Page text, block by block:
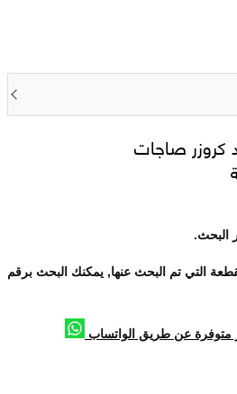
2019 لاند كروزر صاجات
البحث.
التي تم البحث عنها, يمكنك البحث برقم
متوفرة عن طريق الواتساب